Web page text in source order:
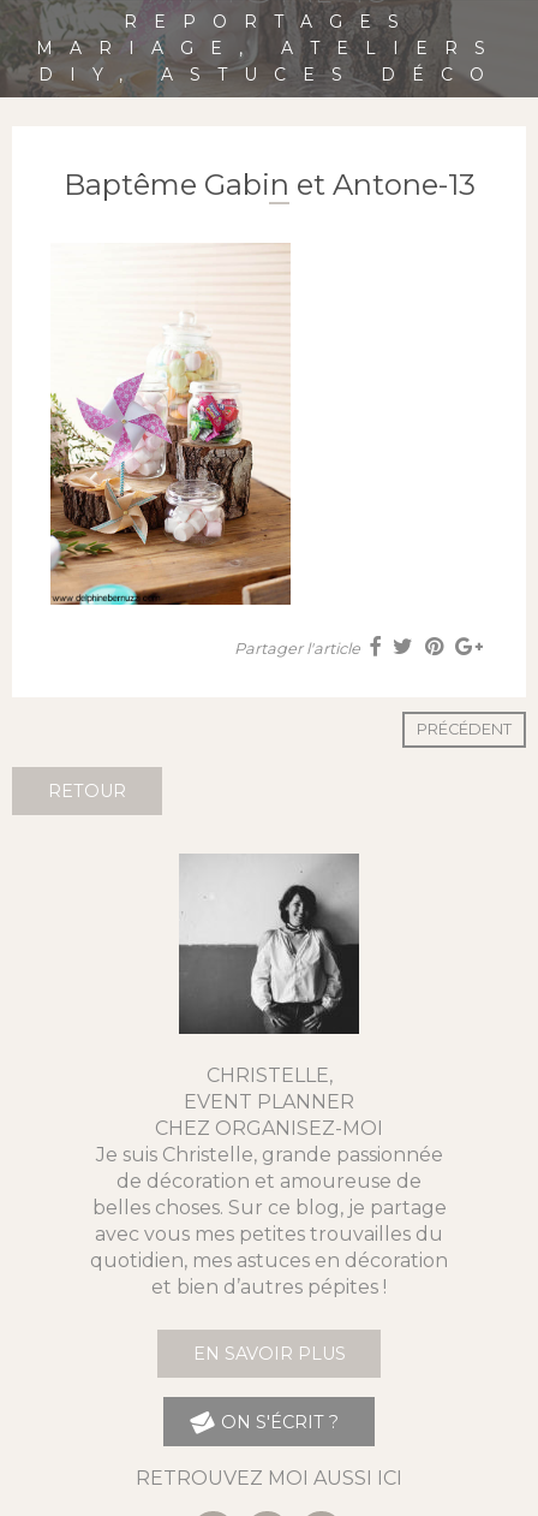
REPORTAGES
MARIAGE, ATELIERS
DIY, ASTUCES DÉCO
Baptême Gabin et Antone-13
Partager l'article
PRÉCÉDENT
RETOUR
CHRISTELLE,
EVENT PLANNER
CHEZ ORGANISEZ-MOI
Je suis Christelle, grande passionnée
de décoration et amoureuse de
belles choses. Sur ce blog, je partage
avec vous mes petites trouvailles du
quotidien, mes astuces en décoration
et bien d’autres pépites !
EN SAVOIR PLUS
ON S'ÉCRIT ?
RETROUVEZ MOI AUSSI ICI